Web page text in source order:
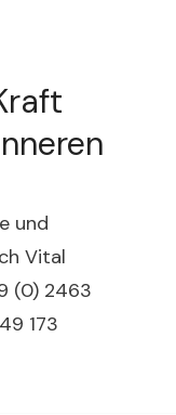
und
Vital
(0) 2463
173